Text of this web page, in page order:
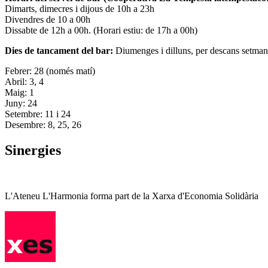
Dimarts, dimecres i dijous de 10h a 23h
Divendres de 10 a 00h
Dissabte de 12h a 00h. (Horari estiu: de 17h a 00h)
Dies de tancament del bar: Diumenges i dilluns, per descans
Febrer: 28 (només matí)
Abril: 3, 4
Maig: 1
Juny: 24
Setembre: 11 i 24
Desembre: 8, 25, 26
Sinergies
L'Ateneu L'Harmonia forma part de la Xarxa d'Economia Solidària